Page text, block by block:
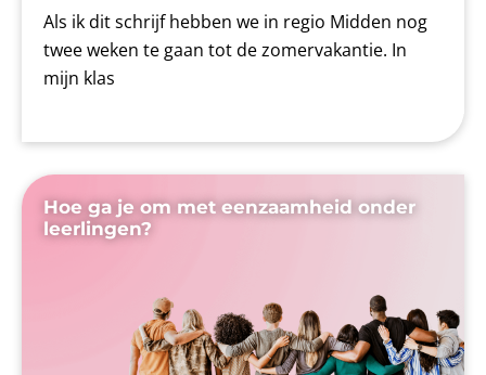
Als ik dit schrijf hebben we in regio Midden nog
twee weken te gaan tot de zomervakantie. In
mijn klas
Hoe ga je om met eenzaamheid onder
leerlingen?